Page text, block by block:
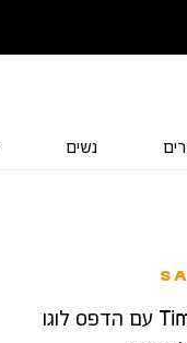
נשים
טי שירט Timberland עם הדפס לוגו